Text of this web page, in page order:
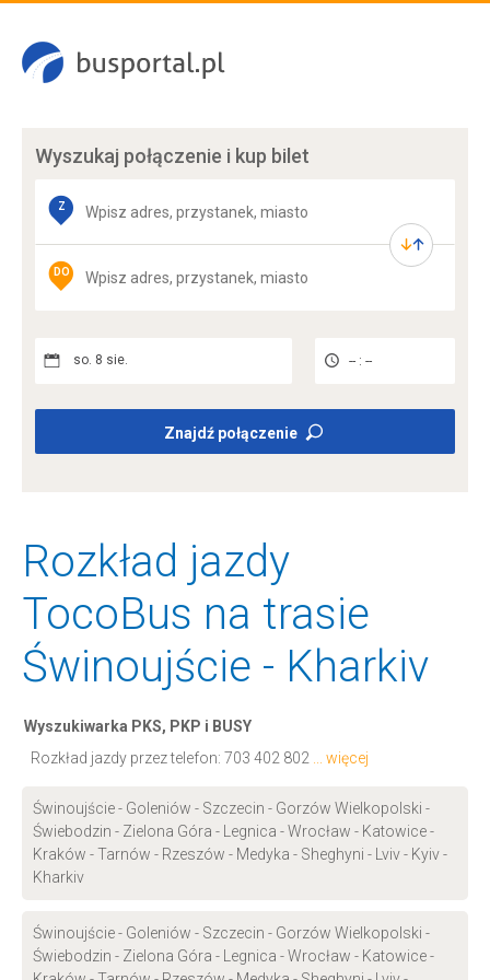
Wyszukaj połączenie i kup bilet
Z
DO
so. 8 sie. -- : --
Znajdź połączenie
Rozkład jazdy
TocoBus na trasie
Świnoujście - Kharkiv
Wyszukiwarka PKS, PKP i BUSY
Rozkład jazdy przez telefon: 703 402 802 ... więcej
Świnoujście - Goleniów - Szczecin - Gorzów Wielkopolski -
Świebodzin - Zielona Góra - Legnica - Wrocław - Katowice -
Kraków - Tarnów - Rzeszów - Medyka - Sheghyni - Lviv - Kyiv -
Kharkiv
Świnoujście - Goleniów - Szczecin - Gorzów Wielkopolski -
Świebodzin - Zielona Góra - Legnica - Wrocław - Katowice -